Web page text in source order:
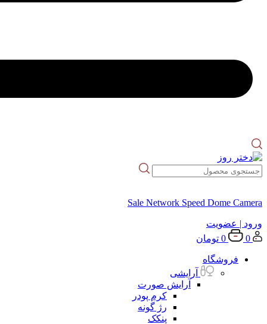
Sale Network Speed Dome Camera
ورود | عضویت
0
0 تومان
فروشگاه
آرایشی
آرایش صورت
کرم پودر
رژ گونه
پنکک